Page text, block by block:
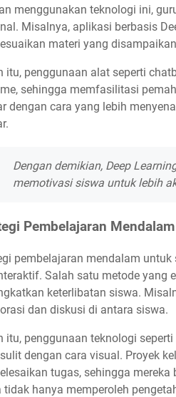
menggunakan teknologi ini,
Misalnya, aplikasi berbasis
materi yang
itu, penggunaan alat seperti
sehingga memfasilitasi
dengan cara yang lebih
Dengan demikian, Deep
memotivasi siswa untuk lebih
Pembelajaran
pembelajaran mendalam
Salah satu metode yang
keterlibatan siswa.
dan diskusi di antara siswa.
itu, penggunaan teknologi
dengan cara visual. Proyek
tugas, sehingga
tidak hanya memperoleh